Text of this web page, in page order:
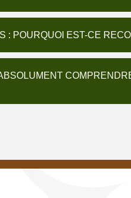
: POURQUOI EST-CE